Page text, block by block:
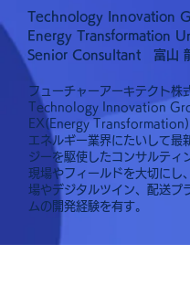
Technology Innovation
Energy Transformation
Senior Consultant 富山
フューチャーアーキテクト株
Technology Innovation
EX(Energy Transformation)
エネルギー業界にたいして最
ジーを駆使したコンサルティ
現場やフィールドを大切にし
場やデジタルツイン、配送プ
ムの開発経験を有す。